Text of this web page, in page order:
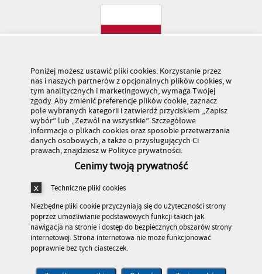
Stronę odwiedziło 179 446 436 osób
Poniżej możesz ustawić pliki cookies. Korzystanie przez
nas i naszych partnerów z opcjonalnych plików cookies, w
tym analitycznych i marketingowych, wymaga Twojej
zgody. Aby zmienić preferencje plików cookie, zaznacz
pole wybranych kategorii i zatwierdź przyciskiem „Zapisz
wybór” lub „Zezwól na wszystkie”. Szczegółowe
informacje o plikach cookies oraz sposobie przetwarzania
danych osobowych, a także o przysługujących Ci
prawach, znajdziesz w Polityce prywatności.
Cenimy twoją prywatność
Techniczne pliki cookies
Niezbędne pliki cookie przyczyniają się do użyteczności strony
poprzez umożliwianie podstawowych funkcji takich jak
nawigacja na stronie i dostęp do bezpiecznych obszarów strony
internetowej. Strona internetowa nie może funkcjonować
poprawnie bez tych ciasteczek.